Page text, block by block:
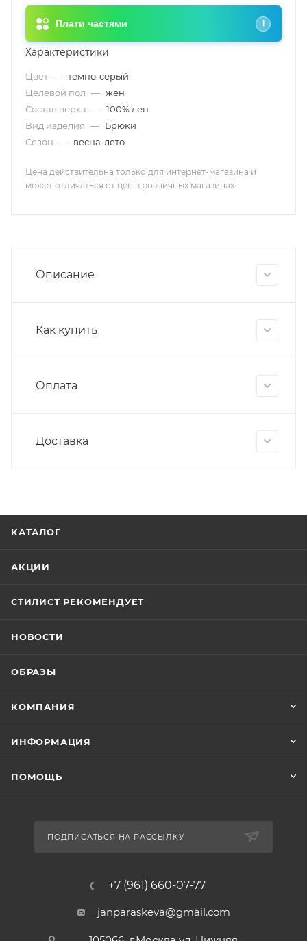
Плати частями i
Характеристики
Цвет — темно-серый
Целевой пол — жен
Состав верха — 100% лен
Вид изделия — Брюки
Сезон — весна-лето
Цена действительна только для интернет-магазина и
может отличаться от цен в розничных магазинах
Описание
Как купить
Оплата
Доставка
КАТАЛОГ
АКЦИИ
СТИЛИСТ РЕКОМЕНДУЕТ
НОВОСТИ
ОБРАЗЫ
КОМПАНИЯ
ИНФОРМАЦИЯ
ПОМОЩЬ
ПОДПИСАТЬСЯ НА РАССЫЛКУ
+7 (961) 660-07-77
janparaskeva@gmail.com